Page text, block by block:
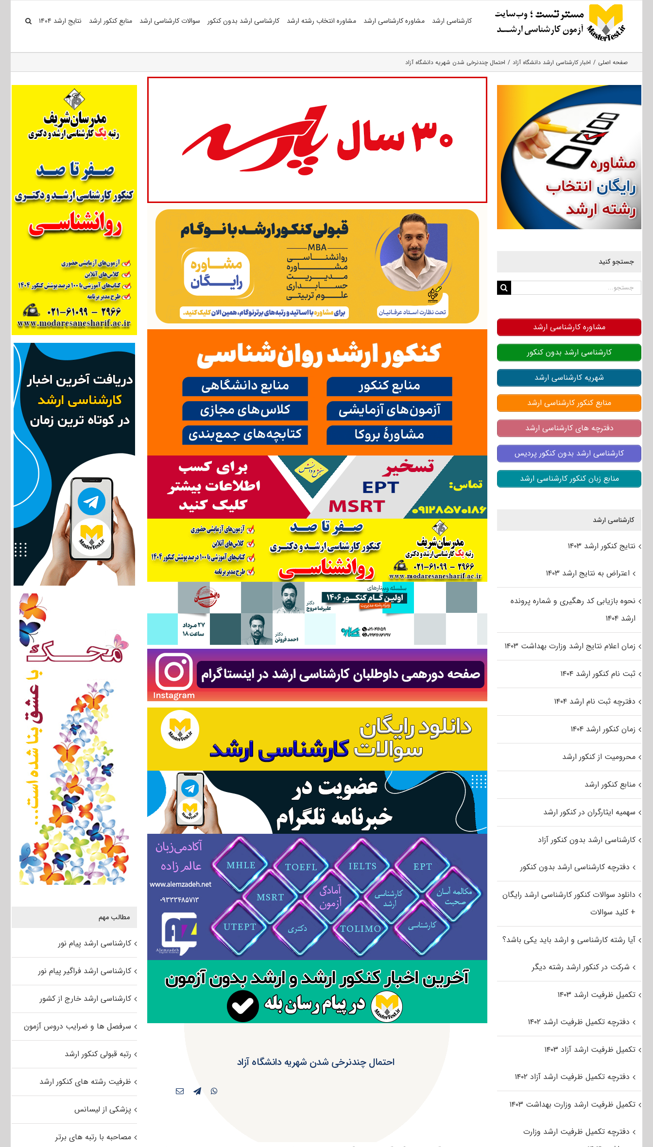
کارشناسی ارشد مشاوره کارشناسی ارشد مشاوره انتخاب رشته ارشد کارشناسی ارشد بدون کنکور سوالات کارشناسی ارشد منابع کنکور ارشد نتایج ارشد ۱۴۰۴
صفحه اصلی اخبار کارشناسی ارشد دانشگاه آزاد احتمال چندنرخی شدن شهریه دانشگاه آزاد
احتمال چندنرخی شدن شهریه دانشگاه آزاد
مطالب مهم
کارشناسی ارشد پیام نور
کارشناسی ارشد فراگیر پیام نور
کارشناسی ارشد خارج از کشور
سرفصل ها و ضرایب دروس آزمون
رتبه قبولی کنکور ارشد
ظرفیت رشته های کنکور ارشد
پزشکی از لیسانس
مصاحبه با رتبه های برتر
جستجو کنید
جستجو
مشاوره کارشناسی ارشد
کارشناسی ارشد بدون کنکور
شهریه کارشناسی ارشد
منابع کنکور کارشناسی ارشد
دفترچه های کارشناسی ارشد
کارشناسی ارشد بدون کنکور پردیس
منابع زبان کنکور کارشناسی ارشد
کارشناسی ارشد
نتایج کنکور ارشد ۱۴۰۳
اعتراض به نتایج ارشد ۱۴۰۳
نحوه بازیابی کد رهگیری و شماره پرونده
ارشد ۱۴۰۴
زمان اعلام نتایج ارشد وزارت بهداشت ۱۴۰۳
ثبت نام کنکور ارشد ۱۴۰۴
دفترچه ثبت نام ارشد ۱۴۰۴
زمان کنکور ارشد ۱۴۰۴
محرومیت از کنکور ارشد
منابع کنکور ارشد
سهمیه ایثارگران در کنکور ارشد
کارشناسی ارشد بدون کنکور آزاد
دفترچه کارشناسی ارشد بدون کنکور
دانلود سوالات کنکور کارشناسی ارشد رایگان
+ کلید سوالات
آیا رشته کارشناسی و ارشد باید یکی باشد؟
شرکت در کنکور ارشد رشته دیگر
تکمیل ظرفیت ارشد ۱۴۰۳
دفترچه تکمیل ظرفیت ارشد ۱۴۰۲
تکمیل ظرفیت ارشد آزاد ۱۴۰۳
دفترچه تکمیل ظرفیت ارشد آزاد ۱۴۰۲
تکمیل ظرفیت ارشد وزارت بهداشت ۱۴۰۳
دفترچه تکمیل ظرفیت ارشد وزارت